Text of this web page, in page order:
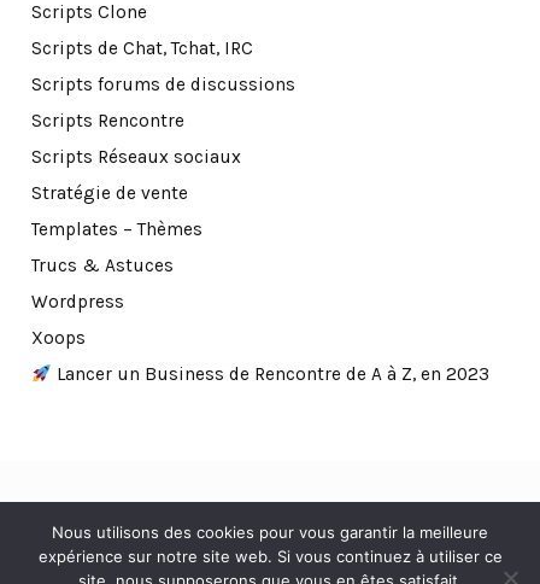
Scripts Clone
Scripts de Chat, Tchat, IRC
Scripts forums de discussions
Scripts Rencontre
Scripts Réseaux sociaux
Stratégie de vente
Templates – Thèmes
Trucs & Astuces
Wordpress
Xoops
Lancer un Business de Rencontre de A à Z, en 2023
© 2023. All Rights Reserved.
Nous utilisons des cookies pour vous garantir la meilleure
expérience sur notre site web. Si vous continuez à utiliser ce